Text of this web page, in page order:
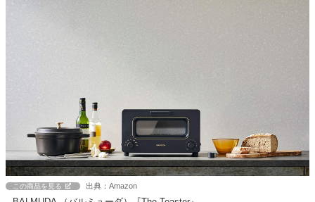
この商品を見る 出典：Amazon